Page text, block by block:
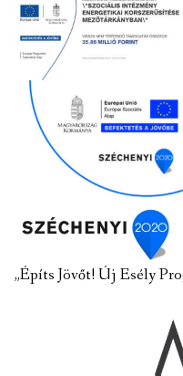
„Építs Jövőt! Új Esély